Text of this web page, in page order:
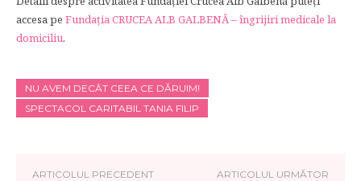
accesa pe Fundația CRUCEA ALB GALBENĂ – îngrijiri medicale la
domiciliu.
NU AVEM DECÂT CEEA CE DĂRUIM!
SPECTACOL CARITABIL TANIA FILIP
ARTICOLUL PRECEDENT ARTICOLUL URMĂTOR